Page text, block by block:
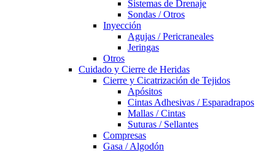
Sistemas de Drenaje
Sondas / Otros
Inyección
Agujas / Pericraneales
Jeringas
Otros
Cuidado y Cierre de Heridas
Cierre y Cicatrización de Tejidos
Apósitos
Cintas Adhesivas / Esparadrapos
Mallas / Cintas
Suturas / Sellantes
Compresas
Gasa / Algodón